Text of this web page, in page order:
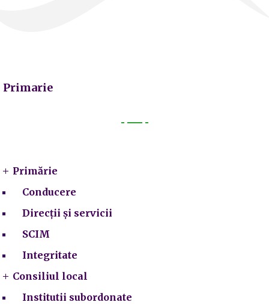
Primarie
Primărie
Conducere
Direcții și servicii
SCIM
Integritate
Consiliul local
Institutii subordonate